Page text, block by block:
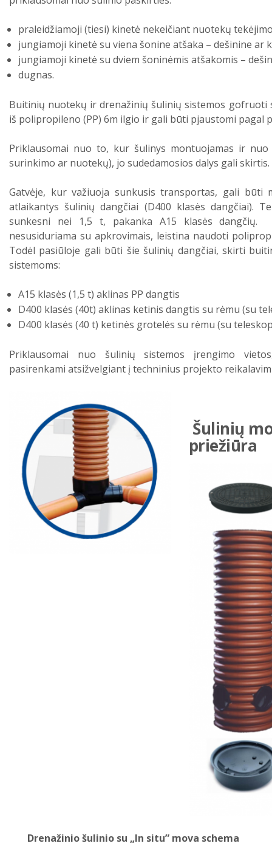
praleidžiamoji (tiesi) kinetė nekeičiant nuotekų
jungiamoji kinetė su viena šonine atšaka – dešinine ar
jungiamoji kinetė su dviem šoninėmis atšakomis –
dugnas.
Buitinių nuotekų ir drenažinių šulinių sistemos gofruoti
iš polipropileno (PP) 6m ilgio ir gali būti pjaustomi pagal
Priklausomai nuo to, kur šulinys montuojamas ir
surinkimo ar nuotekų), jo sudedamosios dalys gali skirtis.
Gatvėje, kur važiuoja sunkusis transportas, gali būti
atlaikantys šulinių dangčiai (D400 klasės dangčiai).
sunkesni nei 1,5 t, pakanka A15 klasės dangčių.
nesusiduriama su apkrovimais, leistina naudoti
Todėl pasiūloje gali būti šie šulinių dangčiai, skirti
sistemoms:
A15 klasės (1,5 t) aklinas PP dangtis
D400 klasės (40t) aklinas ketinis dangtis su rėmu (su
D400 klasės (40 t) ketinės grotelės su rėmu (su
Priklausomai nuo šulinių sistemos įrengimo
pasirenkami atsižvelgiant į techninius projekto
Šulinių
priežiūra
Drenažinio šulinio su „In situ” mova schema